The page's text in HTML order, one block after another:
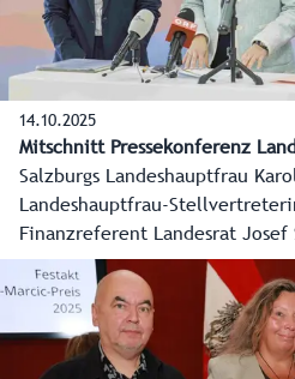
14.10.2025
Mitschnitt Pressekonferenz
Salzburgs Landeshauptfrau
Landeshauptfrau-
Finanzreferent Landesrat
einer Pressekonferenz die
2026 vorgestellt. Weitere
www.salzburg.gv.at und im